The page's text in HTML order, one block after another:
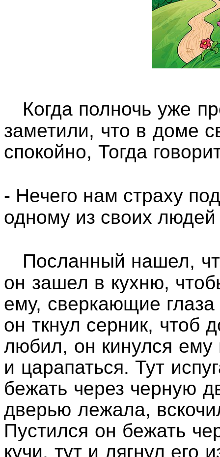
Когда полночь уже
заметили, что в доме
спокойно, Тогда
- Нечего нам страху
одному из своих
Посланный нашел,
он зашел в кухню,
ему, сверкающие
он ткнул серник, чтоб
любил, он кинулся
и царапаться. Тут
бежать через черную
дверью лежала,
Пустился он бежать
кучи, тут и лягнул его